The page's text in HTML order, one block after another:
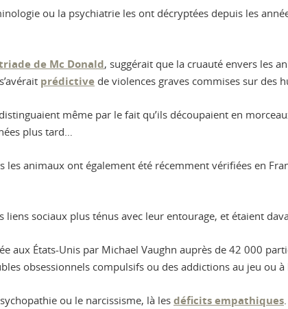
ou la psychiatrie les ont décryptées depuis les
de Mc Donald, suggérait que la cruauté envers les
prédictive de violences graves commises sur des
même par le fait qu’ils découpaient en
plus tard…
animaux ont également été récemment vérifiées en
sociaux plus ténus avec leur entourage, et étaient
aux États-Unis par Michael Vaughn auprès de 42 000
obsessionnels compulsifs ou des addictions au jeu ou à
ou le narcissisme, là les déficits empathiques.